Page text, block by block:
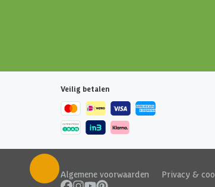
Veilig betalen
Algemene voorwaarden Privacy &